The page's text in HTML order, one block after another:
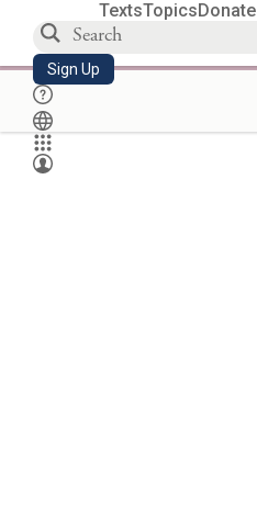
TextsTopicsDonate
Sign Up